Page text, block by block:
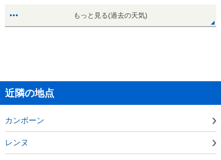
もっと見る(過去の天気)
近隣の地点
カンボーン
レンヌ